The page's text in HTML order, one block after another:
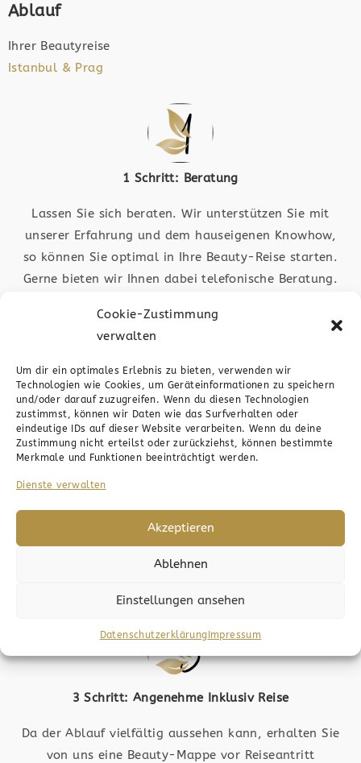
Cookie-Zustimmung
verwalten
Um dir ein optimales Erlebnis zu bieten, verwenden wir
Technologien wie Cookies, um Geräteinformationen zu speichern
und/oder darauf zuzugreifen. Wenn du diesen Technologien
zustimmst, können wir Daten wie das Surfverhalten oder
eindeutige IDs auf dieser Website verarbeiten. Wenn du deine
Zustimmung nicht erteilst oder zurückziehst, können bestimmte
Merkmale und Funktionen beeinträchtigt werden.
Dienste verwalten
Akzeptieren
Ablehnen
Einstellungen ansehen
DatenschutzerklärungImpressum
Ablauf
Ihrer Beautyreise
Istanbul & Prag
1 Schritt: Beratung
Lassen Sie sich beraten. Wir unterstützen Sie mit
unserer Erfahrung und dem hauseigenen Knowhow,
so können Sie optimal in Ihre Beauty-Reise starten.
Gerne bieten wir Ihnen dabei telefonische Beratung.
Ort für Sie da. Schauen Sie vorbei
2 Schritt: Anfrage
Sie wollen den nächsten Schritt wagen? Dann folgt
Fachärzte geschickt und ausgewertet, wodurch Sie
dann ein Angebot erhalten. Die OP-Kosten werden
ermittelt und der Ablauf wird Ihnen nähergebracht.
3 Schritt: Angenehme Inklusiv Reise
Da der Ablauf vielfältig aussehen kann, erhalten Sie
von uns eine Beauty-Mappe vor Reiseantritt